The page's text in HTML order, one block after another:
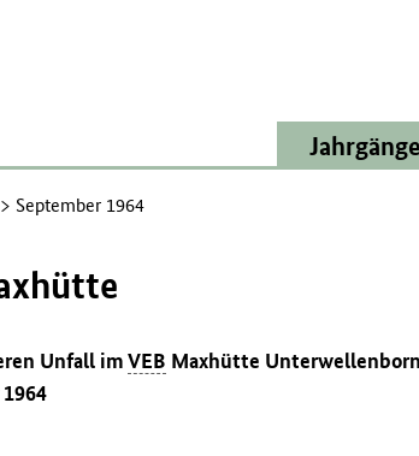
Jahrgänge
September 1964
Unfall imVEB Maxhütte